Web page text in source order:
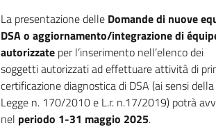
La presentazione delle Domande di nuove
DSA o aggiornamento/integrazione di
autorizzate per l’inserimento nell’elenco dei
soggetti autorizzati ad effettuare attività di
certificazione diagnostica di DSA (ai sensi della
Legge n. 170/2010 e L.r. n.17/2019) potrà
nel periodo 1-31 maggio 2025.